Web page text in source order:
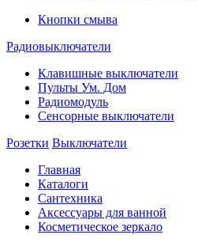
Кнопки смыва
Радиовыключатели
Клавишные выключатели
Пульты Ум. Дом
Радиомодуль
Сенсорные выключатели
Розетки Выключатели
Главная
Каталоги
Сантехника
Аксессуары для ванной
Косметическое зеркало